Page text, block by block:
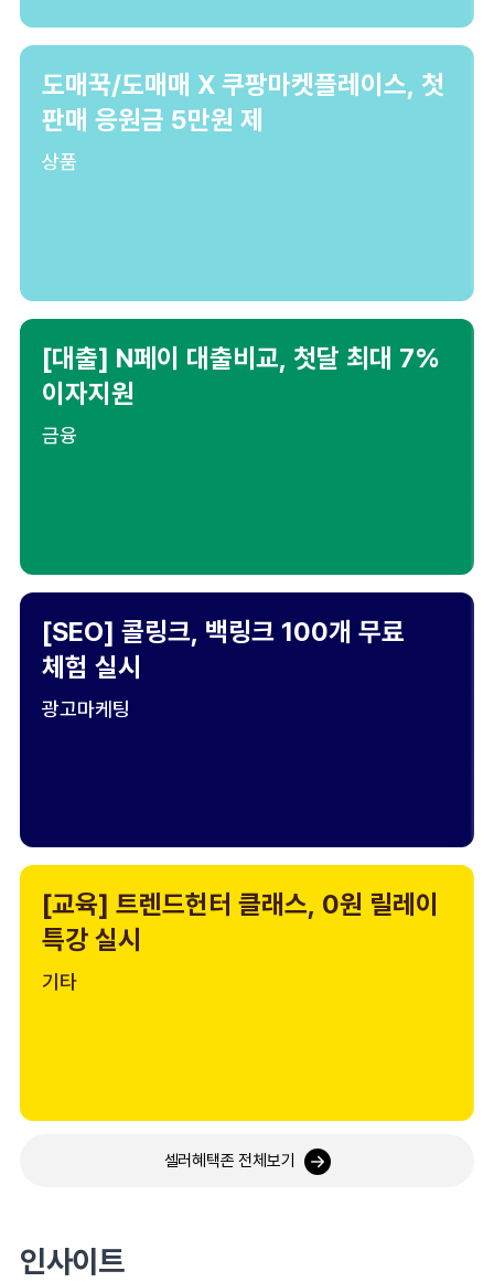
도매꾹/도매매 X 쿠팡마켓플레이스, 첫
판매 응원금 5만원 제
상품
[대출] N페이 대출비교, 첫달 최대 7%
이자지원
금융
[SEO] 콜링크, 백링크 100개 무료
체험 실시
광고마케팅
[교육] 트렌드헌터 클래스, 0원 릴레이
특강 실시
기타
셀러혜택존 전체보기
인사이트